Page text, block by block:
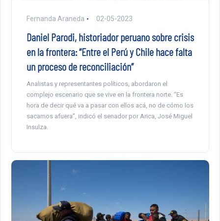
Fernanda Araneda 02-05-2023
Daniel Parodi, historiador peruano sobre crisis
en la frontera: “Entre el Perú y Chile hace falta
un proceso de reconciliación”
Analistas y representantes políticos, abordaron el
complejo escenario que se vive en la frontera norte. “Es
hora de decir qué va a pasar con ellos acá, no de cómo los
sacamos afuera”, indicó el senador por Arica, José Miguel
Insulza.